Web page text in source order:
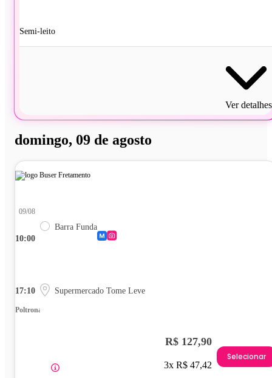
Semi-leito
Ver detalhes
domingo, 09 de agosto
10:00
09/08
Barra Funda
17:10 Supermercado Tome Leve
Poltrona
R$ 127,90
3x R$ 47,42
Selecionar